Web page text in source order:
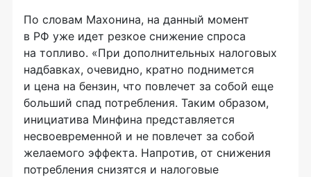
По словам Махонина, на данный момент
в РФ уже идет резкое снижение спроса
на топливо. «При дополнительных налоговых
надбавках, очевидно, кратно поднимется
и цена на бензин, что повлечет за собой еще
больший спад потребления. Таким образом,
инициатива Минфина представляется
несвоевременной и не повлечет за собой
желаемого эффекта. Напротив, от снижения
потребления снизятся и налоговые